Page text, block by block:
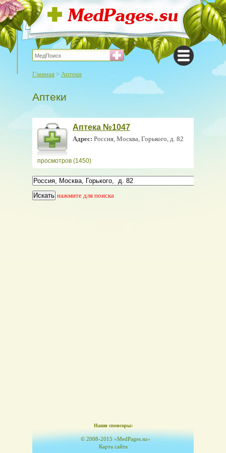
Главная > Аптеки
Аптеки
Аптека №1047
Адрес: Россия, Москва, Горького, д. 82
просмотров (1450)
нажмите для поиска
Наши спонсоры:
© 2008-2015 «MedPages.su»
Карта сайта